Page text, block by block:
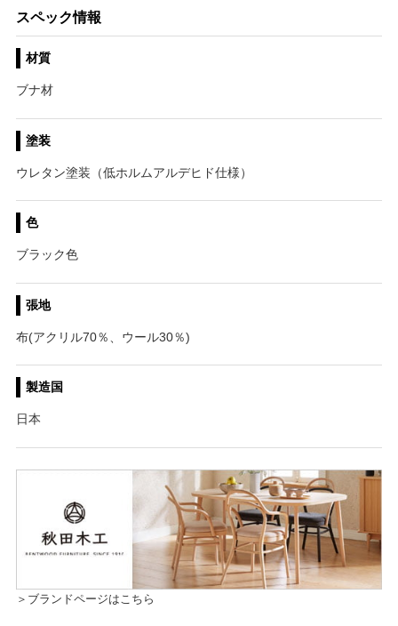
スペック情報
材質
ブナ材
塗装
ウレタン塗装（低ホルムアルデヒド仕様）
色
ブラック色
張地
布(アクリル70％、ウール30％)
製造国
日本
＞ブランドページはこちら